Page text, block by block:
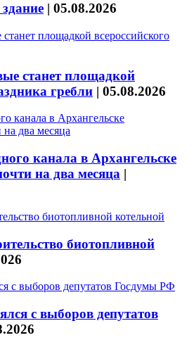
| 05.08.2026
станет площадкой
гребли | 05.08.2026
канала в Архангельске
на два месяца |
биотопливной
с выборов депутатов